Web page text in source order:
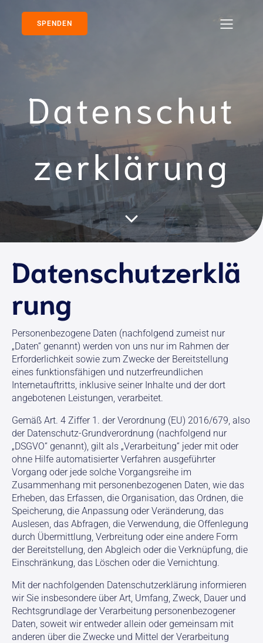
SPENDEN
Datenschut
zerklärung
Datenschutzerklä
rung
Personenbezogene Daten (nachfolgend zumeist nur
„Daten“ genannt) werden von uns nur im Rahmen der
Erforderlichkeit sowie zum Zwecke der Bereitstellung
eines funktionsfähigen und nutzerfreundlichen
Internetauftritts, inklusive seiner Inhalte und der dort
angebotenen Leistungen, verarbeitet.
Gemäß Art. 4 Ziffer 1. der Verordnung (EU) 2016/679, also
der Datenschutz-Grundverordnung (nachfolgend nur
„DSGVO“ genannt), gilt als „Verarbeitung“ jeder mit oder
ohne Hilfe automatisierter Verfahren ausgeführter
Vorgang oder jede solche Vorgangsreihe im
Zusammenhang mit personenbezogenen Daten, wie das
Erheben, das Erfassen, die Organisation, das Ordnen, die
Speicherung, die Anpassung oder Veränderung, das
Auslesen, das Abfragen, die Verwendung, die Offenlegung
durch Übermittlung, Verbreitung oder eine andere Form
der Bereitstellung, den Abgleich oder die Verknüpfung, die
Einschränkung, das Löschen oder die Vernichtung.
Mit der nachfolgenden Datenschutzerklärung informieren
wir Sie insbesondere über Art, Umfang, Zweck, Dauer und
Rechtsgrundlage der Verarbeitung personenbezogener
Daten, soweit wir entweder allein oder gemeinsam mit
anderen über die Zwecke und Mittel der Verarbeitung